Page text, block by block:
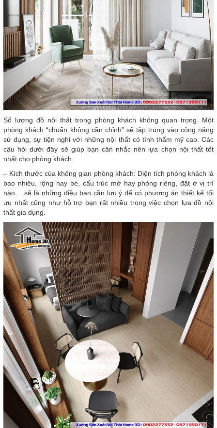
Số lượng đồ nội thất trong phòng khách không quan trọng. Một
phòng khách “chuẩn không cần chỉnh” sẽ tập trung vào công năng
sử dụng, sự tiện nghi với những nội thất có tính thẩm mỹ cao. Các
câu hỏi dưới đây sẽ giúp bạn cân nhắc nên lựa chọn nội thất tốt
nhất cho phòng khách.
– Kích thước của không gian phòng khách: Diện tích phòng khách là
bao nhiêu, rộng hay bé, cấu trúc mở hay phòng riêng, đặt ở vị trí
nào… sẽ là những điều bạn cần lưu ý để có phương án thiết kế tối
ưu nhất cũng như hỗ trợ bạn rất nhiều trong việc chọn lựa đồ nội
thất gia dụng.